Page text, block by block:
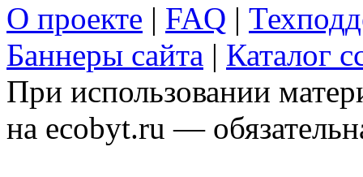
О проекте | FAQ |
Баннеры сайта | Каталог
При использовании
на ecobyt.ru —